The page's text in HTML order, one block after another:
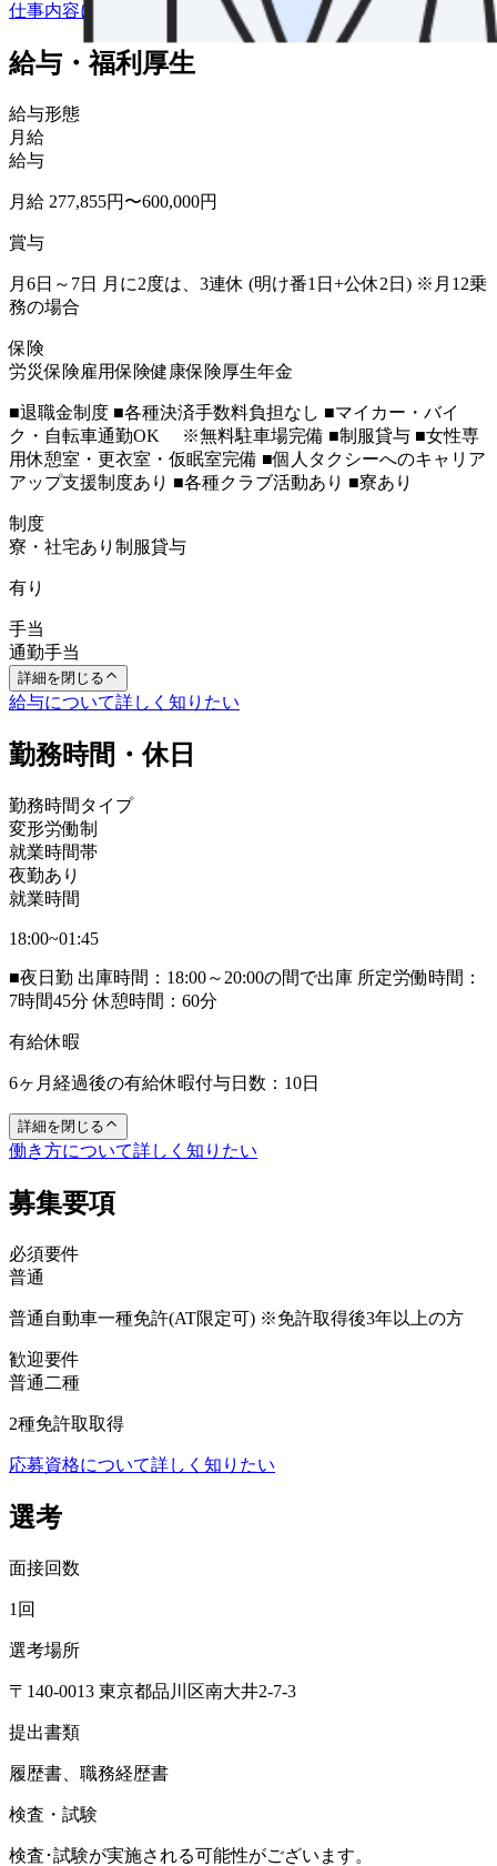
仕事内容について詳しく知りたい
給与・福利厚生
給与形態
月給
給与
月給 277,855円〜600,000円
賞与
月6日～7日 月に2度は、3連休 (明け番1日+公休2日) ※月12乗
務の場合
保険
労災保険雇用保険健康保険厚生年金
■退職金制度 ■各種決済手数料負担なし ■マイカー・バイ
ク・自転車通勤OK ※無料駐車場完備 ■制服貸与 ■女性専
用休憩室・更衣室・仮眠室完備 ■個人タクシーへのキャリア
アップ支援制度あり ■各種クラブ活動あり ■寮あり
制度
寮・社宅あり 制服貸与
有り
手当
通勤手当
詳細を閉じる
給与について詳しく知りたい
勤務時間・休日
勤務時間タイプ
変形労働制
就業時間帯
夜勤あり
就業時間
18:00~01:45
■夜日勤 出庫時間：18:00～20:00の間で出庫 所定労働時間：
7時間45分 休憩時間：60分
有給休暇
6ヶ月経過後の有給休暇付与日数：10日
詳細を閉じる
働き方について詳しく知りたい
募集要項
必須要件
普通
普通自動車一種免許(AT限定可) ※免許取得後3年以上の方
歓迎要件
普通二種
2種免許取取得
応募資格について詳しく知りたい
選考
面接回数
1回
選考場所
〒140-0013 東京都品川区南大井2-7-3
提出書類
履歴書、職務経歴書
検査・試験
検査･試験が実施される可能性がございます。